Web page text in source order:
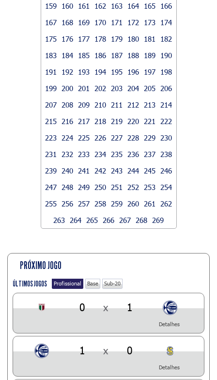
159
160 161 162 163 164 165
166
167
168 169 170 171 172 173
174
175
176 177 178 179 180 181
182
183
184 185 186 187 188 189
190
191
192 193 194 195 196 197
198
199
200 201 202 203 204 205
206
207
208 209 210 211 212 213
214
215
216 217 218 219 220 221
222
223
224 225 226 227 228 229
230
231
232 233 234 235 236 237
238
239
240 241 242 243 244 245
246
247
248 249 250 251 252 253
254
255
256 257 258 259 260 261
262
263
264 265 266 267 268 269
PRÓXIMO JOGO
ÚLTIMOS JOGOS Profissional Base Sub-20
0 x 1
Detalhes
1 x 0
Detalhes